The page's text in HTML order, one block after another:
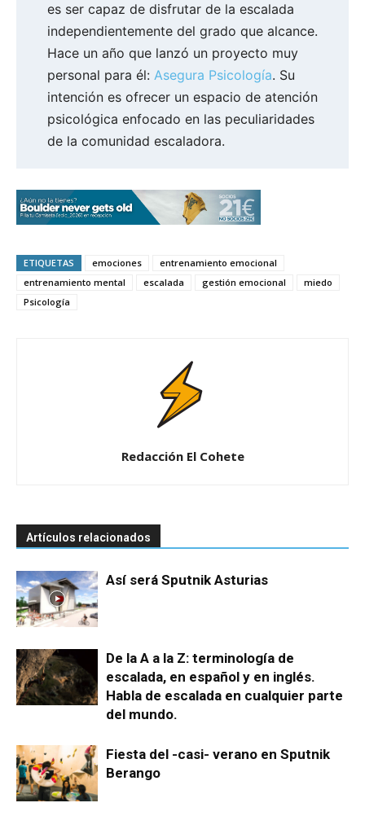
es ser capaz de disfrutar de la escalada
independientemente del grado que alcance.
Hace un año que lanzó un proyecto muy
personal para él: Asegura Psicología. Su
intención es ofrecer un espacio de atención
psicológica enfocado en las peculiaridades
de la comunidad escaladora.
ETIQUETAS emociones
entrenamiento emocional
entrenamiento mental
escalada gestión emocional
miedo
Psicología
Redacción El Cohete
Artículos relacionados
Así será Sputnik Asturias
De la A a la Z: terminología de
escalada, en español y en inglés.
Habla de escalada en cualquier parte
del mundo.
Fiesta del -casi- verano en Sputnik
Berango